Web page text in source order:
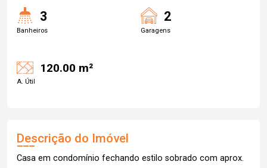
3
Banheiros
2
Garagens
120.00 m²
A. Útil
Descrição do Imóvel
Casa em condomínio fechando estilo sobrado com aprox.